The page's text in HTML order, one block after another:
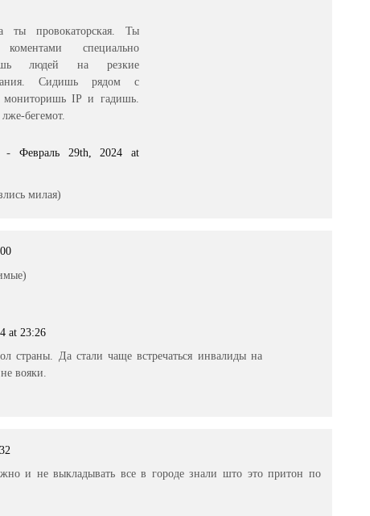
ты провокаторская. Ты
специально
людей на резкие
Сидишь рядом с
мониторишь IP и гадишь.
бегемот.
-
Февраль 29th, 2024 at
милая)
at 23:26
страны. Да стали чаще встречаться инвалиды на
вояки.
и не выкладывать все в городе знали што это притон по